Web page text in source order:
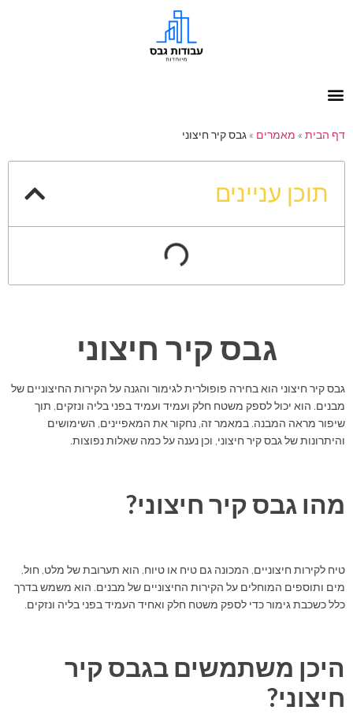
דף הבית » מאמרים » גבס קיר חיצוני
תוכן עניינים
גבס קיר חיצוני
גבס קיר חיצוני הוא בחירה פופולרית לגימור והגנה על הקירות החיצוניים של
מבנים. הוא יכול לספק משטח חלק ועמיד ועמיד בפני בליה ונזקים, תוך
שיפור מראה המבנה. במאמר זה, נחקור את המאפיינים, השימושים
והיתרונות של גבס קיר חיצוני, וכן נענה על כמה שאלות נפוצות.
מהו גבס קיר חיצוני?
טיח לקירות חיצוניים, המכונה גם טיח או טיוח, הוא תערובת של מלט, חול,
מים ותוספים המוחלים על הקירות החיצוניים של מבנים. הוא משמש בדרך
כלל כשכבת גימור כדי לספק משטח חלק ואחיד העמיד בפני בליה ונזקים.
היכן משתמשים בגבס קיר
חיצוני?